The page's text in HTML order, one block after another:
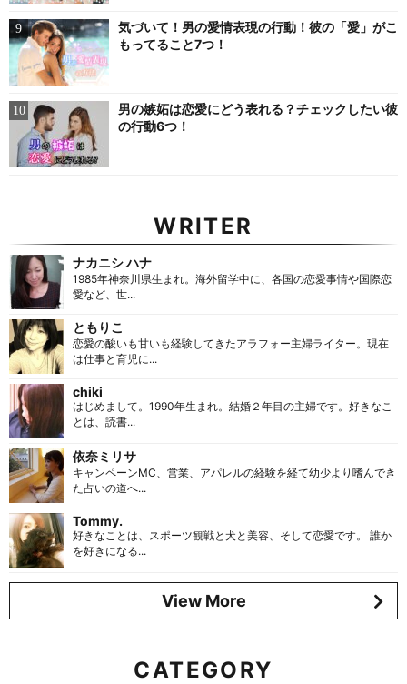
気づいて！男の愛情表現の行動！彼の「愛」がこ
もってること7つ！
男の嫉妬は恋愛にどう表れる？チェックしたい彼
の行動6つ！
WRITER
ナカニシ ハナ
1985年神奈川県生まれ。海外留学中に、各国の恋愛事情や国際恋
愛など、世...
ともりこ
恋愛の酸いも甘いも経験してきたアラフォー主婦ライター。現在
は仕事と育児に...
chiki
はじめまして。1990年生まれ。結婚２年目の主婦です。好きなこ
とは、読書...
依奈ミリサ
キャンペーンMC、営業、アパレルの経験を経て幼少より嗜んでき
た占いの道へ...
Tommy.
好きなことは、スポーツ観戦と犬と美容、そして恋愛です。 誰か
を好きになる...
View More
CATEGORY